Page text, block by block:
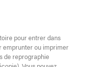
pour entrer dans
emprunter ou imprimer
de reprographie